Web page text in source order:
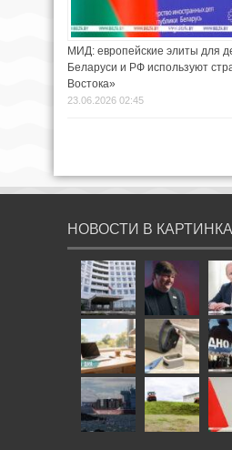
МИД: европейские элиты для
Беларуси и РФ используют
Востока»
23.06.2026 02:45
НОВОСТИ В